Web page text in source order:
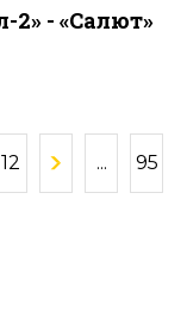
2» - «Салют»
12 ... 95